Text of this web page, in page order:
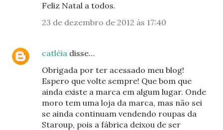
Feliz Natal a todos.
23 de dezembro de 2012 às 17:40
catléia disse…
Obrigada por ter acessado meu blog!
Espero que volte sempre! Que bom que
ainda existe a marca em algum lugar. Onde
moro tem uma loja da marca, mas não sei
se ainda continuam vendendo roupas da
Staroup, pois a fábrica deixou de ser